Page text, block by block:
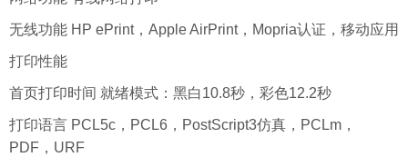
无线功能 HP ePrint，Apple AirPrint，Mopria认证，移动应用
打印性能
首页打印时间 就绪模式：黑白10.8秒，彩色12.2秒
打印语言 PCL5c，PCL6，PostScript3仿真，PCLm，
PDF，URF